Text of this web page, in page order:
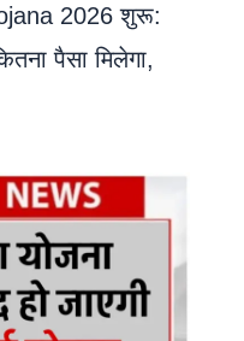
2026 शुरू:
पैसा मिलेगा,